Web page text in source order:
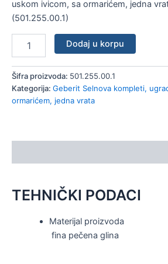
uskom ivicom, sa ormarićem, jedna
(501.255.00.1)
vrata
60
količina
Dodaj u korpu
Šifra proizvoda: 501.255.00.1
Kategorija: Geberit Selnova kompleti,
ormarićem, jedna vrata
TEHNIČKI PODACI
Materijal proizvoda
fina pečena glina